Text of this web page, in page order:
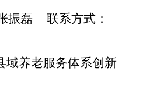
振磊 联系方式：
域养老服务体系创新